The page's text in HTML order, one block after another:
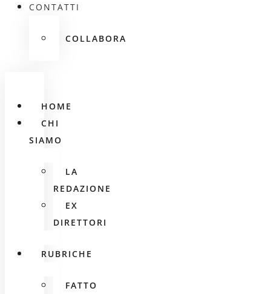
CONTATTI
COLLABORA
HOME
CHI
SIAMO
LA
REDAZIONE
EX
DIRETTORI
RUBRICHE
FATTO